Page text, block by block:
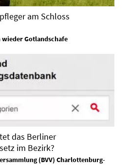
am Schloss
Gotlandschafe
das Berliner
im Bezirk?
(BVV) Charlottenburg-